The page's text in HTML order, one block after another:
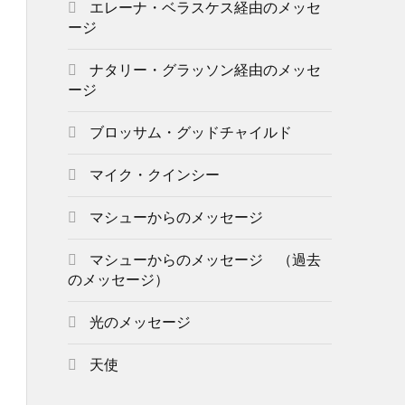
エレーナ・ベラスケス経由のメッセ
ージ
ナタリー・グラッソン経由のメッセ
ージ
ブロッサム・グッドチャイルド
マイク・クインシー
マシューからのメッセージ
マシューからのメッセージ （過去
のメッセージ）
光のメッセージ
天使